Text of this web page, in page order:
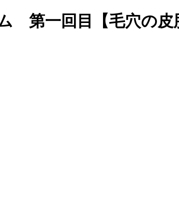
第一回目【毛穴の皮